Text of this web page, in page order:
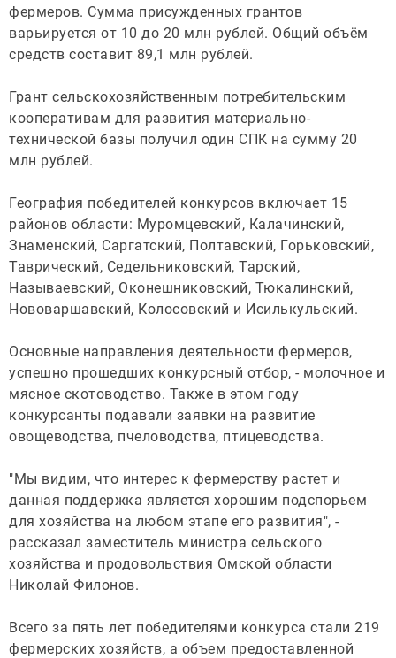
фермеров. Сумма присужденных грантов
варьируется от 10 до 20 млн рублей. Общий объём
средств составит 89,1 млн рублей.
Грант сельскохозяйственным потребительским
кооперативам для развития материально-
технической базы получил один СПК на сумму 20
млн рублей.
География победителей конкурсов включает 15
районов области: Муромцевский, Калачинский,
Знаменский, Саргатский, Полтавский, Горьковский,
Таврический, Седельниковский, Тарский,
Называевский, Оконешниковский, Тюкалинский,
Нововаршавский, Колосовский и Исилькульский.
Основные направления деятельности фермеров,
успешно прошедших конкурсный отбор, - молочное и
мясное скотоводство. Также в этом году
конкурсанты подавали заявки на развитие
овощеводства, пчеловодства, птицеводства.
"Мы видим, что интерес к фермерству растет и
данная поддержка является хорошим подспорьем
для хозяйства на любом этапе его развития", -
рассказал заместитель министра сельского
хозяйства и продовольствия Омской области
Николай Филонов.
Всего за пять лет победителями конкурса стали 219
фермерских хозяйств, а объем предоставленной